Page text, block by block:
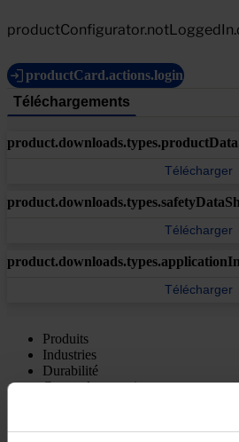
productCard.actions.login
Téléchargements
Télécharger
Télécharger
Télécharger
Produits
Industries
Durabilité
Centre de connaissances